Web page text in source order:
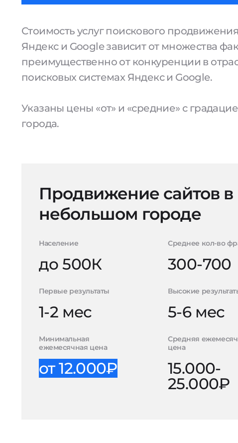
Стоимость услуг поискового продвижения
Яндекс и Google зависит от множества
преимущественно от конкуренции в
поисковых системах Яндекс и Google.
Указаны цены «от» и «средние» с
города.
Продвижение сайтов в
небольшом городе
Население
до 500К
Среднее кол-во
300-700
Первые результаты
1-2 мес
Высокие
5-6 мес
Минимальная
ежемесячная цена
от 12.000₽
Средняя
цена
15.000-
25.000₽